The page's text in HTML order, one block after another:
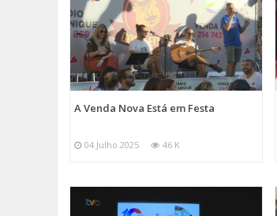
A Venda Nova Está em Festa
04 Julho 2025 46 K